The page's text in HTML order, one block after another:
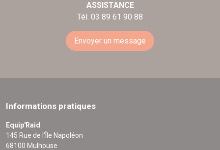
ASSISTANCE
Tél. 03 89 61 90 88
Envoyer un message
Informations pratiques
Equip'Raid
145 Rue de l'Île Napoléon
68100 Mulhouse